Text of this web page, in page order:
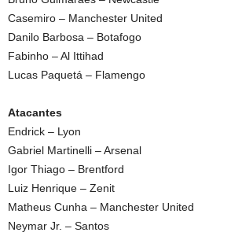
Casemiro – Manchester United
Danilo Barbosa – Botafogo
Fabinho – Al Ittihad
Lucas Paquetá – Flamengo
Atacantes
Endrick – Lyon
Gabriel Martinelli – Arsenal
Igor Thiago – Brentford
Luiz Henrique – Zenit
Matheus Cunha – Manchester United
Neymar Jr. – Santos